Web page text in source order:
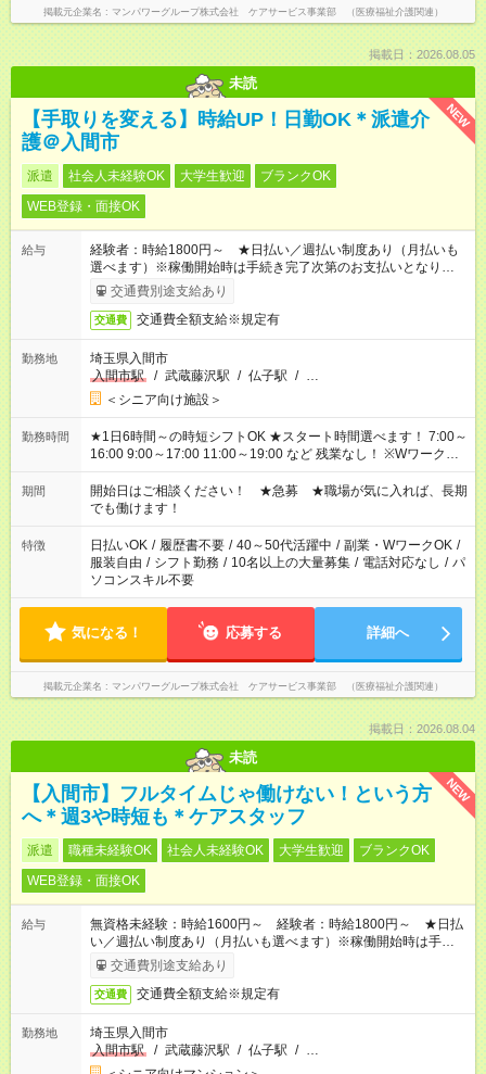
掲載元企業名 マンパワーグループ株式会社 ケアサービス事業部 （医療福祉介護関連）
掲載日：2026.08.05
未読
NEW
【手取りを変える】時給UP！日勤OK＊派遣介
護＠入間市
派遣 社会人未経験OK 大学生歓迎
ブランクOK
WEB登録・面接OK
給与
経験者：時給1800円～ ★日払い／週払い制度あり（月払いも
選べます）※稼働開始時は手続き完了次第のお支払いとなりま
す。交通費別途支給あり
交通費 交通費全額支給※規定有
勤務地
埼玉県入間市
入間市駅
/ 武蔵藤沢駅 / 仏子駅 / …
＜シニア向け施設＞
勤務時間
★1日6時間～の時短シフトOK ★スタート時間選べます！ 7:00～
16:00 9:00～17:00 11:00～19:00 など 残業なし！ ※Wワークの
場合、他のお仕事と合わせ週40時間超の就業はご案内できませ
ん ※法令に基づき、週20時間以上勤務は社会保険への加入対象
となります ※労働者派遣法（日雇い派遣の原則禁止）により、
短時間・短期間の就業はご案内が難しい場合があります
期間
開始日はご相談ください！ ★急募 ★職場が気に入れば、長期
でも働けます！
特徴 日払いOK / 履歴書不要 / 40～50代活躍中 / 副業・WワークOK /
服装自由 / シフト勤務 / 10名以上の大量募集 / 電話対応なし / パ
ソコンスキル不要
気になる！ 応募する 詳細へ
掲載元企業名 マンパワーグループ株式会社 ケアサービス事業部 （医療福祉介護関連）
掲載日：2026.08.04
未読
NEW
【入間市】フルタイムじゃ働けない！という方
へ＊週3や時短も＊ケアスタッフ
派遣 職種未経験OK 社会人未経験OK 大学生歓迎
ブランクOK
WEB登録・面接OK
給与
無資格未経験：時給1600円～ 経験者：時給1800円～ ★日払
い／週払い制度あり（月払いも選べます）※稼働開始時は手続き
完了次第のお支払いとなります。
交通費別途支給あり
交通費 交通費全額支給※規定有
勤務地
埼玉県入間市
入間市駅
/ 武蔵藤沢駅 / 仏子駅 / …